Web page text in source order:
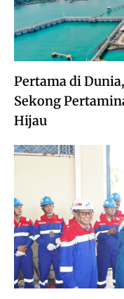
Pertama di
Sekong
Hijau